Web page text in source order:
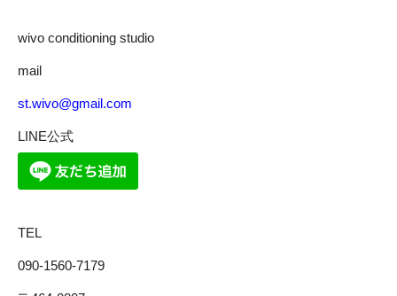
wivo conditioning studio
mail
st.wivo@gmail.com
LINE公式
TEL
090-1560-7179